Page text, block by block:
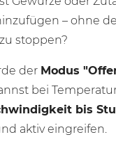
– ohne
stoppen?
der Modus
bei
bis
aktiv eingreifen.